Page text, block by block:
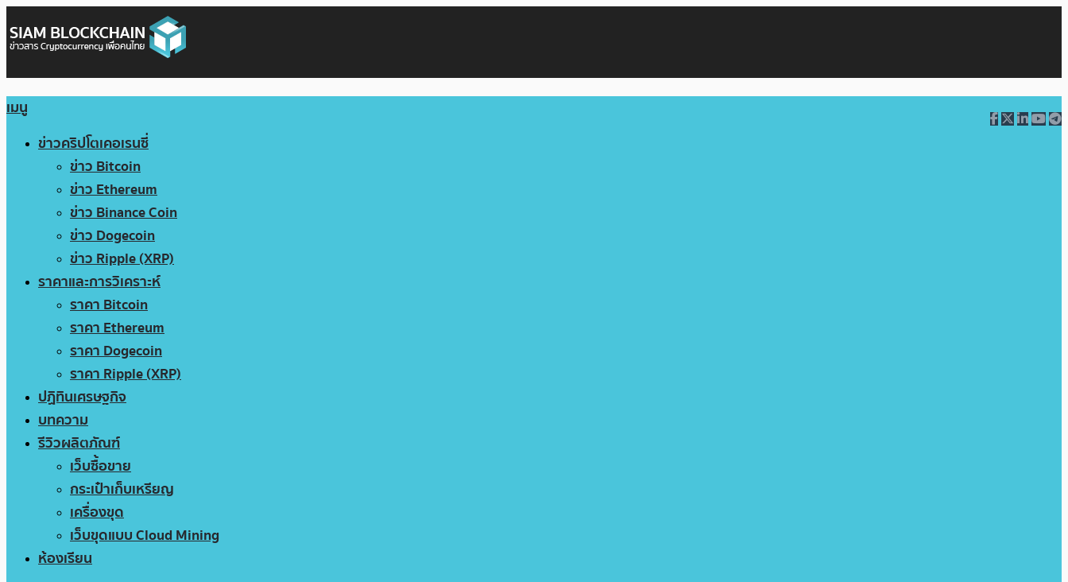
เมนู
ข่าวคริปโตเคอเรนซี่
ข่าว Bitcoin
ข่าว Ethereum
ข่าว Binance Coin
ข่าว Dogecoin
ข่าว Ripple (XRP)
ราคาและการวิเคราะห์
ราคา Bitcoin
ราคา Ethereum
ราคา Dogecoin
ราคา Ripple (XRP)
ปฏิทินเศรษฐกิจ
บทความ
รีวิวผลิตภัณฑ์
เว็บซื้อขาย
กระเป๋าเก็บเหรียญ
เครื่องขุด
เว็บขุดแบบ Cloud Mining
ห้องเรียน